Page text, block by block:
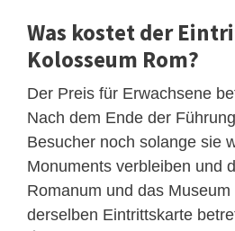
Was kostet der
Kolosseum Rom?
Der Preis für Erwachsene
Nach dem Ende der
Besucher noch solange sie
Monuments verbleiben und
Romanum und das
derselben Eintrittskarte